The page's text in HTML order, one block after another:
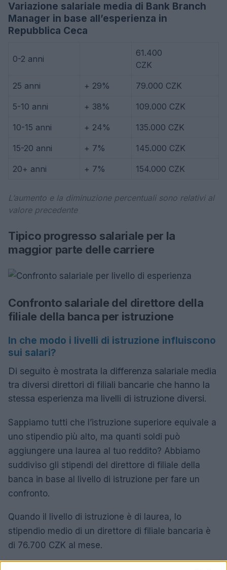
Variazione salariale media di Bank Branch
Manager in base all’esperienza in
Repubblica Ceca
0-2 anni
61.400
CZK
25 anni + 29% 79.000 CZK
5-10 anni + 38% 109.000 CZK
10-15 anni + 24% 135.000 CZK
15-20 anni + 7% 145.000 CZK
20+ anni + 7% 154.000 CZK
L’aumento e la diminuzione percentuali sono relativi al
valore precedente
Tipico progresso salariale per la
maggior parte delle carriere
Confronto salariale del direttore della
filiale della banca per istruzione
In che modo i livelli di istruzione influiscono
sui salari?
Di seguito è mostrata la differenza salariale media
tra diversi direttori di filiali bancarie che hanno la
stessa esperienza ma livelli di istruzione diversi.
Sappiamo tutti che l’istruzione superiore equivale a
uno stipendio più alto, ma quanti soldi può
aggiungere una laurea al tuo reddito? Abbiamo
suddiviso gli stipendi del direttore di filiale della
banca in base al livello di istruzione per fare un
confronto.
Quando il livello di istruzione è di laurea, lo
stipendio medio di un direttore di filiale bancaria è
di 76.700 CZK al mese.